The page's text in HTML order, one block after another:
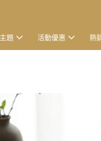
題 活動優惠 熱